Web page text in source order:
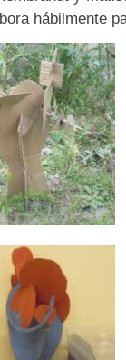
hábilmente